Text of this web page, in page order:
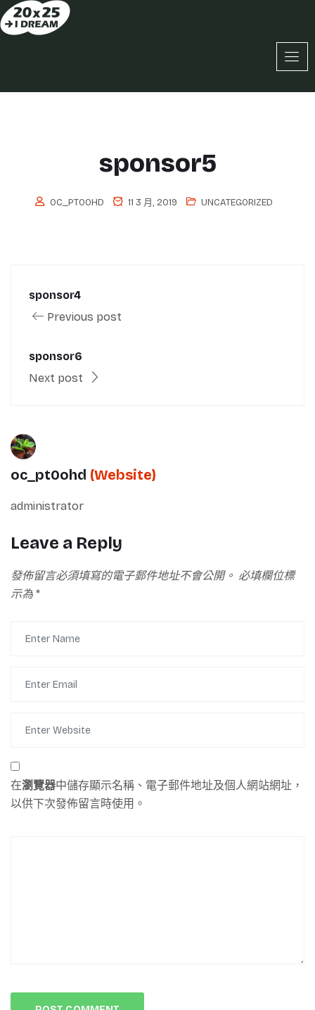
sponsor5
OC_PT0OHD 11 3 月, 2019 UNCATEGORIZED
sponsor4
Previous post
sponsor6
Next post
oc_pt0ohd (Website)
administrator
Leave a Reply
發佈留言必須填寫的電子郵件地址不會公開。 必填欄位標
示為 *
在瀏覽器中儲存顯示名稱、電子郵件地址及個人網站網址，
以供下次發佈留言時使用。